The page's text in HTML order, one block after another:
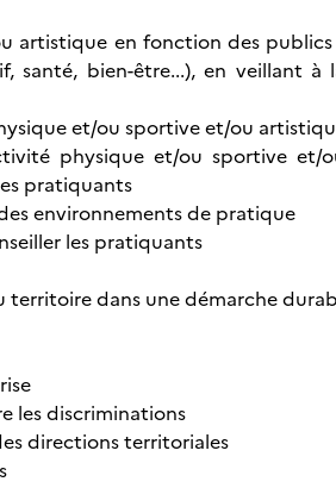
artistique en fonction des
santé, bien-être...), en veillant à
et/ou sportive et/ou
physique et/ou sportive et/
pratiquants
environnements de pratique
les pratiquants
dans une démarche
les discriminations
directions territoriales